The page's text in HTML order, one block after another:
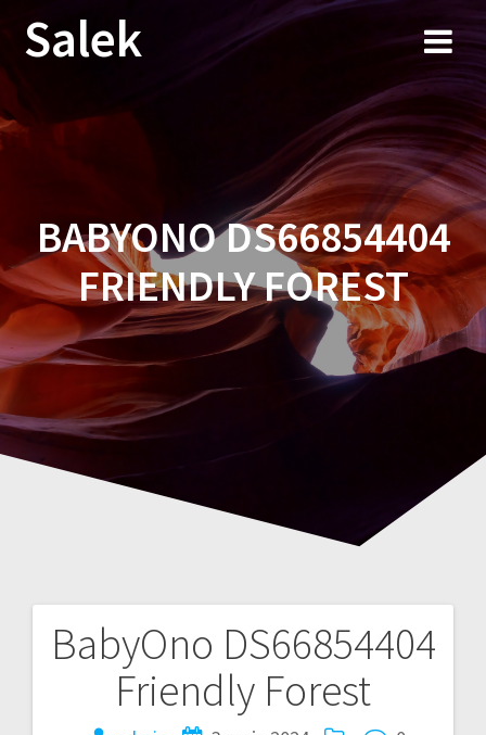
Przejdź
do
Salek
BABYONO DS66854404
FRIENDLY FOREST
BabyOno DS66854404
Friendly Forest
Nawigacja
wpisu